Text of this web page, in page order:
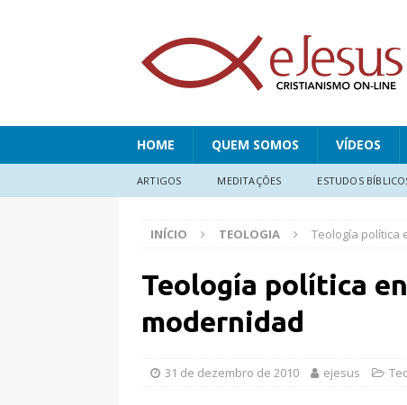
HOME QUEM SOMOS VÍDEOS
ARTIGOS MEDITAÇÕES ESTUDOS
INÍCIO TEOLOGIA Teología política
Teología política
modernidad
31 de dezembro de 2010 ejesus